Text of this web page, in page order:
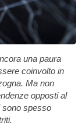
una paura
coinvolto in
Ma non
opposti al
sono spesso